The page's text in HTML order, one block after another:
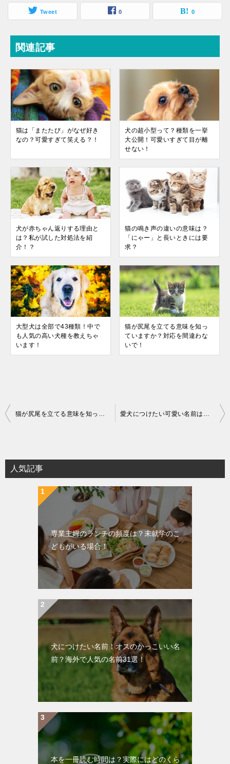
Tweet 0 0
関連記事
猫は「またたび」がなぜ好き
なの？可愛すぎて笑える？！
犬の超小型って？種類を一挙
大公開！可愛いすぎて目が離
せない！
犬が赤ちゃん返りする理由と
は？私が試した対処法を紹
介！？
猫の鳴き声の違いの意味は？
「にゃー」と長いときには要
求？
大型犬は全部で43種類！中で
も人気の高い犬種を教えちゃ
います！
猫が尻尾を立てる意味を知っ
ていますか？対応を間違わな
いで！
投
稿
ゲ
ー
人気記事
専業主婦のランチの頻度は？未就学のこ
どもがいる場合！
犬につけたい名前！オスのかっこいい名
前？海外で人気の名前31選！
本を一冊読む時間は？実際にはどのくら